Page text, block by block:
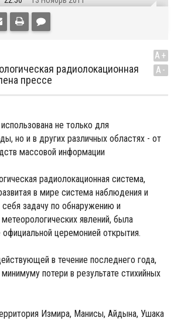
радиолокационная
прессе
A+
A-
не только для
но и в других различных областях - от
массовой информации
радиолокационная система,
в мире система наблюдения и
себя задачу по обнаружению и
явлений, была
церемонией открытия.
в течение последнего года,
потери в результате стихийных
Измира, Манисы, Айдына, Ушака